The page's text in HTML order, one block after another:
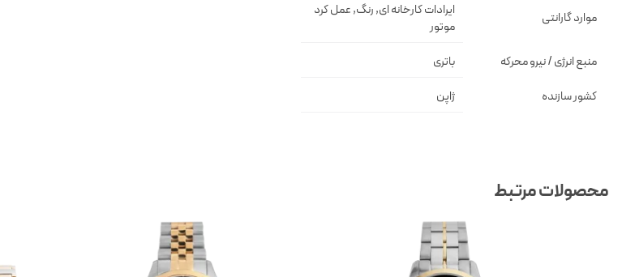
موارد گارانتی
ایرادات کارخانه ای, رنگ, عمل کرد
موتور
منبع انرژی / نیرو محرکه باتری
کشور سازنده ژاپن
محصولات مرتبط